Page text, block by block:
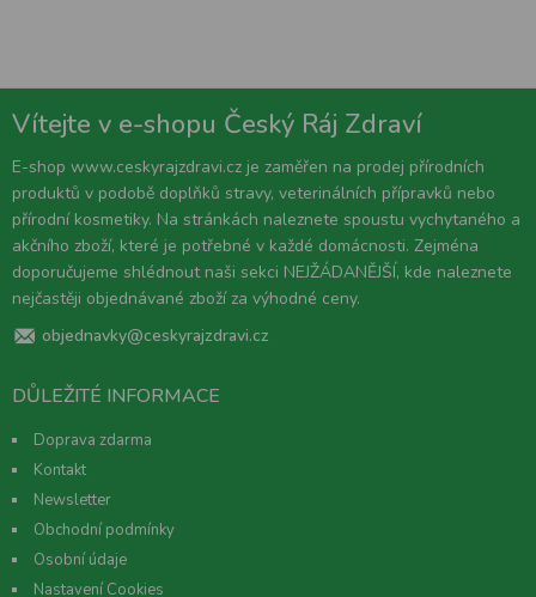
Vítejte v e-shopu Český Ráj Zdraví
E-shop www.ceskyrajzdravi.cz je zaměřen na prodej přírodních
produktů v podobě doplňků stravy, veterinálních přípravků nebo
přírodní kosmetiky. Na stránkách naleznete spoustu vychytaného a
akčního zboží, které je potřebné v každé domácnosti. Zejména
doporučujeme shlédnout naši sekci NEJŽÁDANĚJŠÍ, kde naleznete
nejčastěji objednávané zboží za výhodné ceny.
objednavky@ceskyrajzdravi.cz
DŮLEŽITÉ INFORMACE
Doprava zdarma
Kontakt
Newsletter
Obchodní podmínky
Osobní údaje
Nastavení Cookies